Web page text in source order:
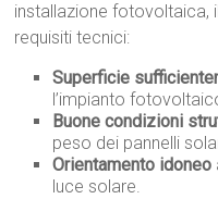
installazione fotovoltaica,
requisiti tecnici:
Superficie
l’impianto
Buone condizioni
peso dei pannelli
Orientamento idoneo
luce solare.